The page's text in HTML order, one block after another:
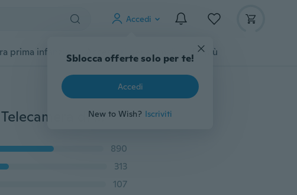
Accedi
Sblocca offerte solo per te!
Accedi
New to Wish? Iscriviti
prima infanzia Accessori per animali Di più
Nuovo 1080P HD Telecamera di sicurezza IP Wifi Telecamera di sorveglianza domestica Monitor Supporto del sistema Telefono P2P Telecomando Filtro IR-CUT Visione notturna a infrarossi Rilevazione di movimento Rete audio bidirezionale Telecamera PTZ per bambino, negozio, ufficio, animale domestico, anziano
890
313
107